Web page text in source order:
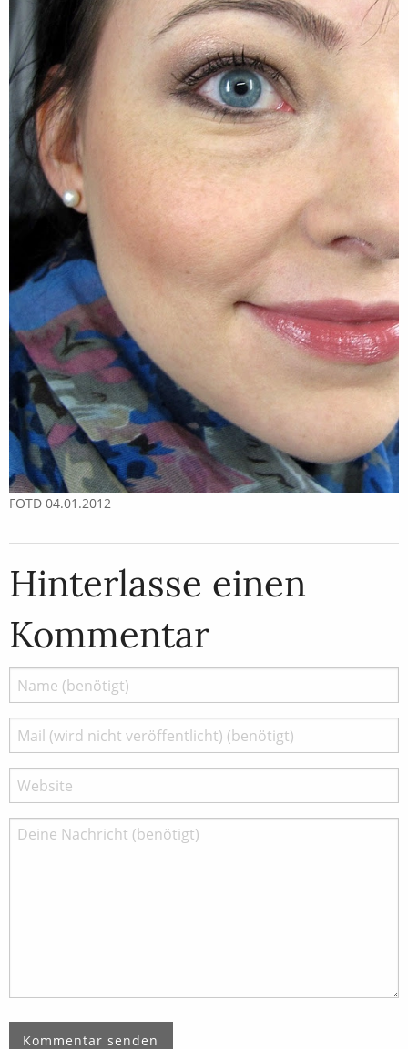
FOTD 04.01.2012
Hinterlasse einen
Kommentar